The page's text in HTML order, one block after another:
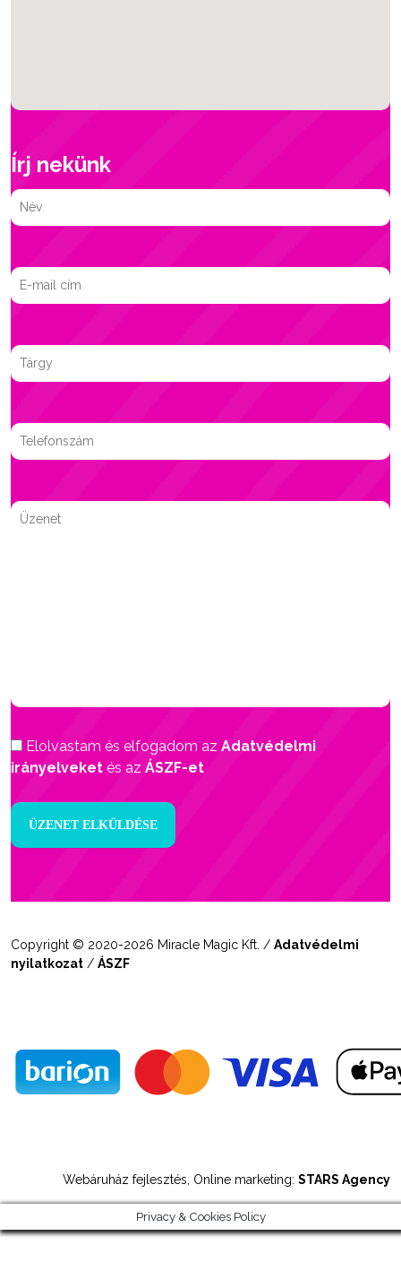
Írj nekünk
Elolvastam és elfogadom az Adatvédelmi
irányelveket és az ÁSZF-et
Copyright © 2020-2026 Miracle Magic Kft. / Adatvédelmi
nyilatkozat / ÁSZF
Webáruház fejlesztés, Online marketing: STARS Agency
Privacy & Cookies Policy